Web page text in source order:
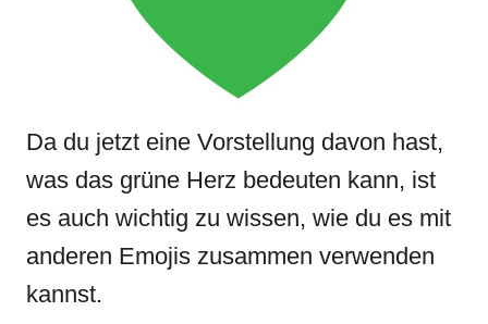
Da du jetzt eine Vorstellung davon hast,
was das grüne Herz bedeuten kann, ist
es auch wichtig zu wissen, wie du es mit
anderen Emojis zusammen verwenden
kannst.